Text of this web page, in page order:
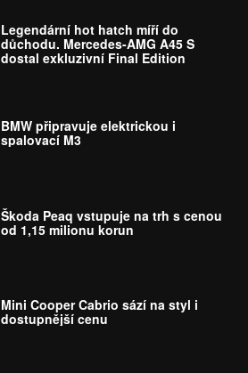
Legendární hot hatch míří do
důchodu. Mercedes-AMG A45 S
dostal exkluzivní Final Edition
BMW připravuje elektrickou i
spalovací M3
Škoda Peaq vstupuje na trh s cenou
od 1,15 milionu korun
Mini Cooper Cabrio sází na styl i
dostupnější cenu